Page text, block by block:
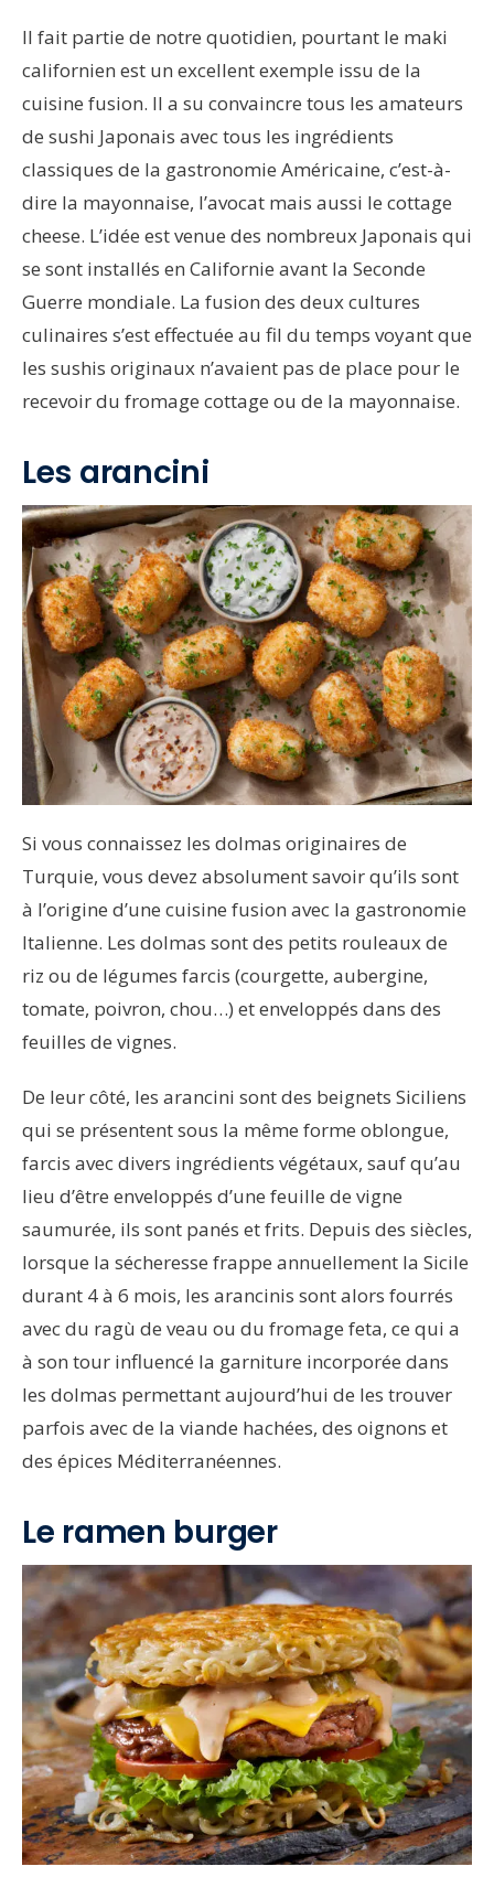
Il fait partie de notre quotidien, pourtant le maki
californien est un excellent exemple issu de la
cuisine fusion. Il a su convaincre tous les amateurs
de sushi Japonais avec tous les ingrédients
classiques de la gastronomie Américaine, c’est-à-
dire la mayonnaise, l’avocat mais aussi le cottage
cheese. L’idée est venue des nombreux Japonais qui
se sont installés en Californie avant la Seconde
Guerre mondiale. La fusion des deux cultures
culinaires s’est effectuée au fil du temps voyant que
les sushis originaux n’avaient pas de place pour le
recevoir du fromage cottage ou de la mayonnaise.
Les arancini
Si vous connaissez les dolmas originaires de
Turquie, vous devez absolument savoir qu’ils sont
à l’origine d’une cuisine fusion avec la gastronomie
Italienne. Les dolmas sont des petits rouleaux de
riz ou de légumes farcis (courgette, aubergine,
tomate, poivron, chou…) et enveloppés dans des
feuilles de vignes.
De leur côté, les arancini sont des beignets Siciliens
qui se présentent sous la même forme oblongue,
farcis avec divers ingrédients végétaux, sauf qu’au
lieu d’être enveloppés d’une feuille de vigne
saumurée, ils sont panés et frits. Depuis des siècles,
lorsque la sécheresse frappe annuellement la Sicile
durant 4 à 6 mois, les arancinis sont alors fourrés
avec du ragù de veau ou du fromage feta, ce qui a
à son tour influencé la garniture incorporée dans
les dolmas permettant aujourd’hui de les trouver
parfois avec de la viande hachées, des oignons et
des épices Méditerranéennes.
Le ramen burger